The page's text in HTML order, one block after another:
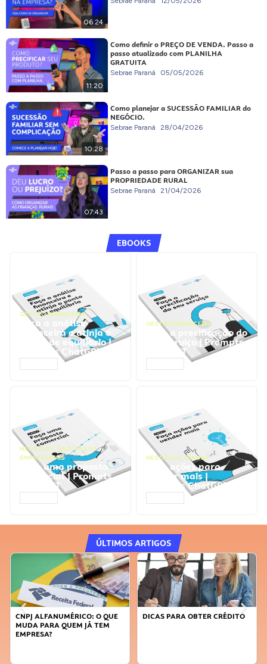
06:24
11:20
Como definir o PREÇO DE VENDA. Passo a
passo atualizado com PLANILHA
GRATUITA
Sebrae Paraná 05/05/2026
10:28
Como planejar a SUCESSÃO FAMILIAR do
NEGÓCIO.
Sebrae Paraná 28/04/2026
07:43
Passo a passo para ORGANIZAR sua
PROPRIEDADE RURAL
Sebrae Paraná 21/04/2026
EBOOKS
GESTÃO FINANCEIRA
Faça a análise
financeira e atinja o
ponto de equilíbrio |
Prompts ChatGPT
GESTÃO FINANCEIRA
Faça a precificação do
seu serviço | Prompts
ChatGPT
NEGÓCIOS, PROCESSOS
EMPRESARIAIS
Faça uma proposta
comercial | Prompts
ChatGPT
NEGÓCIOS, VENDAS
Faça ações para
vender mais |
Prompts ChatGPT
ÚLTIMOS ARTIGOS
CNPJ ALFANUMÉRICO: O QUE
MUDA PARA QUEM JÁ TEM
EMPRESA?
DICAS PARA OBTER CRÉDITO